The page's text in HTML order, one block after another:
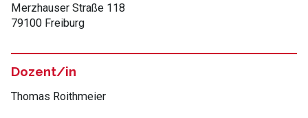
Merzhauser Straße 118
79100 Freiburg
Dozent/in
Thomas Roithmeier